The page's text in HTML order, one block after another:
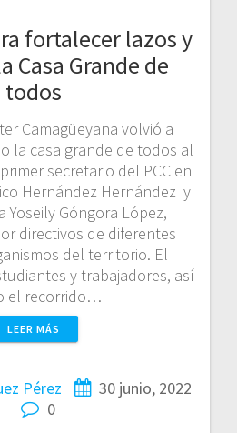
fortalecer lazos y
Casa Grande de
todos
Camagüeyana volvió a
la casa grande de todos al
secretario del PCC en
Hernández Hernández y
Yoseily Góngora López,
directivos de diferentes
del territorio. El
y trabajadores, así
el recorrido…
LEER MÁS
Pérez
30 junio, 2022
0